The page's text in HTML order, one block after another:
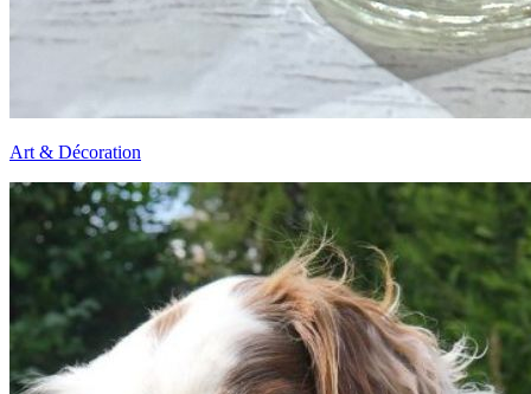
Art & Décoration